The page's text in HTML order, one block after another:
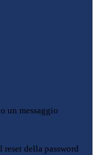
un messaggio
della password